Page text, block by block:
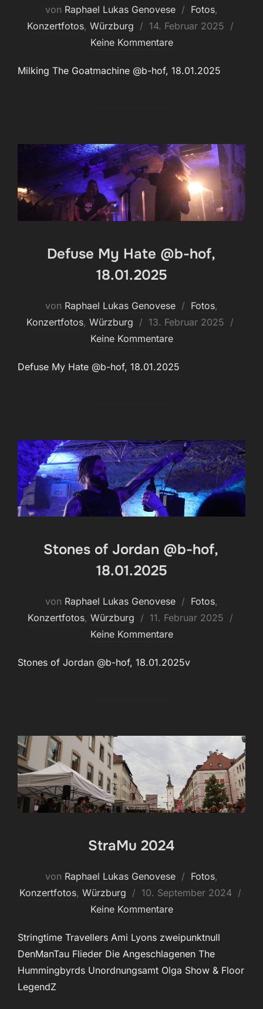
von Raphael Lukas Genovese Fotos,
Konzertfotos, Würzburg
Veröffentlicht
am
14. Februar 2025
Keine Kommentare
Milking The Goatmachine @b-hof, 18.01.2025
Defuse My Hate @b-hof,
18.01.2025
von Raphael Lukas Genovese Fotos,
Konzertfotos, Würzburg
Veröffentlicht
am
13. Februar 2025
Keine Kommentare
Defuse My Hate @b-hof, 18.01.2025
Stones of Jordan @b-hof,
18.01.2025
von Raphael Lukas Genovese Fotos,
Konzertfotos, Würzburg
Veröffentlicht
am
11. Februar 2025
Keine Kommentare
Stones of Jordan @b-hof, 18.01.2025v
StraMu 2024
von Raphael Lukas Genovese Fotos,
Konzertfotos, Würzburg
Veröffentlicht
am
10. September 2024
Keine Kommentare
Stringtime Travellers Ami Lyons zweipunktnull
DenManTau Flieder Die Angeschlagenen The
Hummingbyrds Unordnungsamt Olga Show & Floor
LegendZ